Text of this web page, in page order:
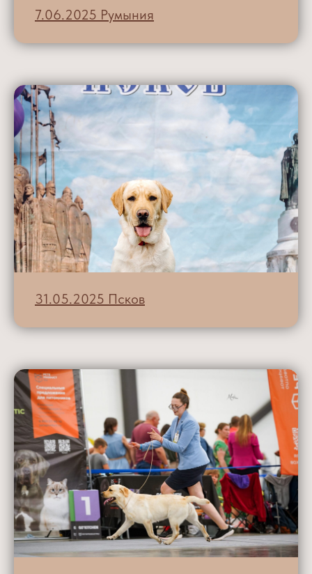
7.06.2025 Румыния
31.05.2025 Псков